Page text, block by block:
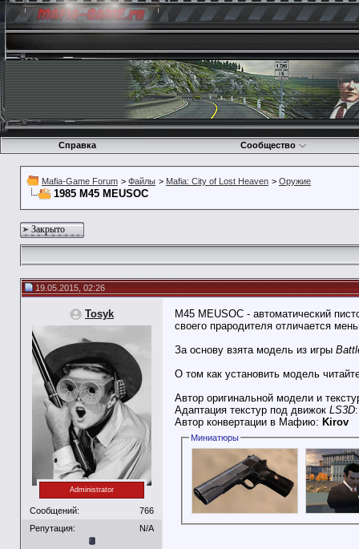
Справка Сообщество
Mafia-Game Forum > Файлы > Mafia: City of Lost Heaven > Оружие
1985 M45 MEUSOC
Закрыто
19.05.2015, 02:26
Tosyk
Administrator
Сообщений:
766
Репутация:
N/A
M45 MEUSOC - автоматический
своего прародителя отличается
За основу взята модель из игры
О том как установить модель
Автор оригинальной модели и
Адаптация текстур под движок LS3D
Автор конвертации в Мафию: Kirov
Миниатюры